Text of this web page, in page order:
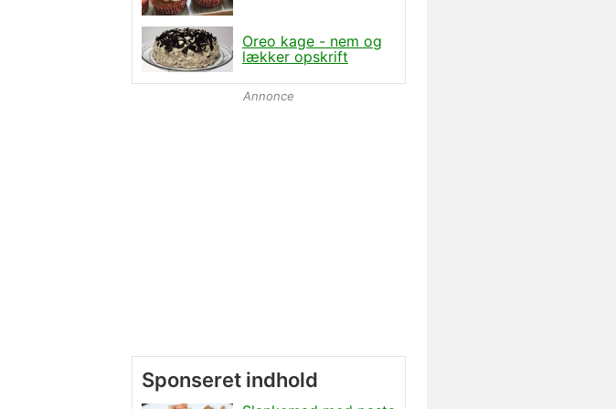
Oreo kage - nem og
lækker opskrift
Annonce